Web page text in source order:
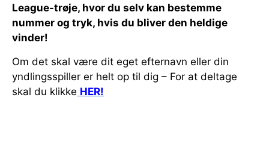
League-trøje, hvor du selv kan bestemme
nummer og tryk, hvis du bliver den heldige
vinder!
Om det skal være dit eget efternavn eller din
yndlingsspiller er helt op til dig – For at deltage
skal du klikke HER!